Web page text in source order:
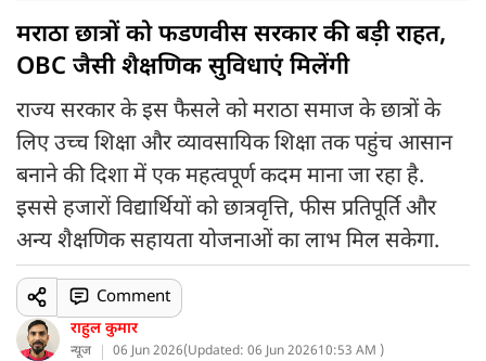
मराठा छात्रों को फडणवीस सरकार की बड़ी राहत,
OBC जैसी शैक्षणिक सुविधाएं मिलेंगी
राज्य सरकार के इस फैसले को मराठा समाज के छात्रों के
लिए उच्च शिक्षा और व्यावसायिक शिक्षा तक पहुंच आसान
बनाने की दिशा में एक महत्वपूर्ण कदम माना जा रहा है.
इससे हजारों विद्यार्थियों को छात्रवृत्ति, फीस प्रतिपूर्ति और
अन्य शैक्षणिक सहायता योजनाओं का लाभ मिल सकेगा.
राहुल कुमार
न्यूज 06 Jun 2026(Updated: 06 Jun 202610:53 AM )
Comment